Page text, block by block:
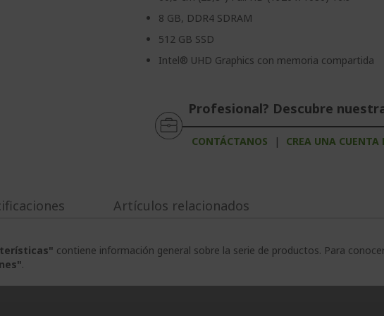
8 GB, DDR4 SDRAM
512 GB SSD
Intel® UHD Graphics con memoria compartida
Profesional? Descubre
CONTÁCTANOS | CREA UNA CUENTA
contiene información general sobre la serie de productos. Para
.
Artículos relacionados